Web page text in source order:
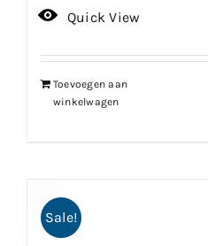
prijs
€127.01.
prijs
€107.95.
Quick View
Toevoegen aan
winkelwagen
Sale!